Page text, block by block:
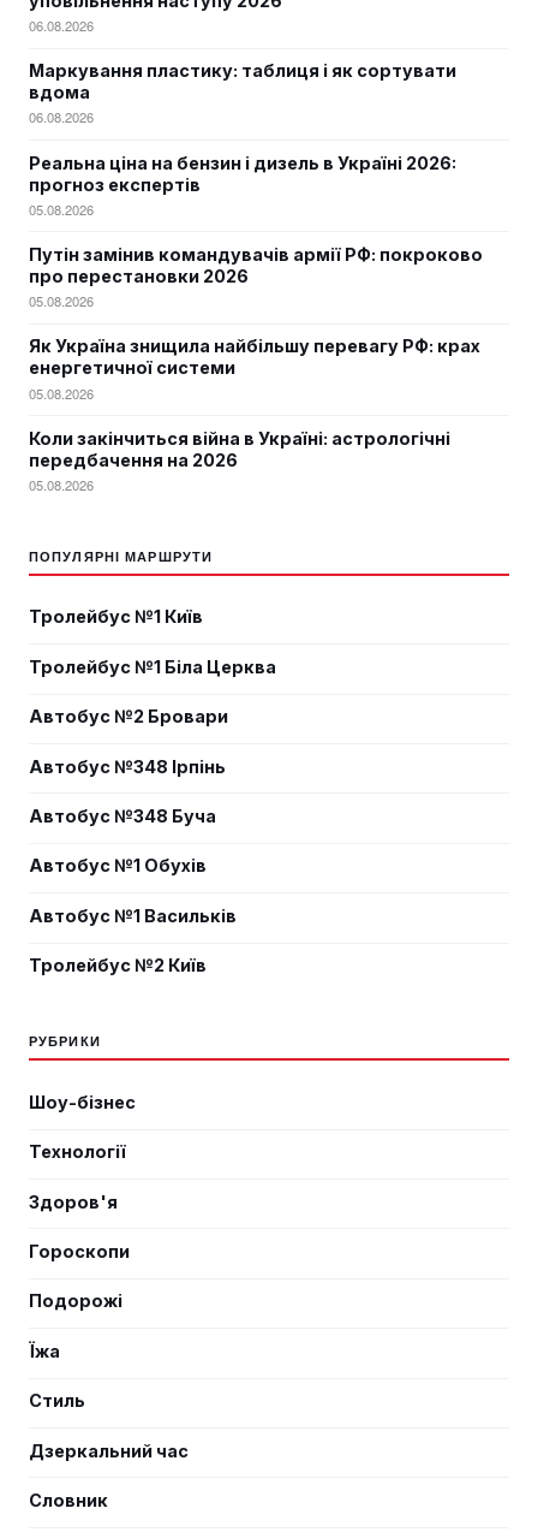
06.08.2026
Маркування пластику: таблиця і як сортувати
вдома
06.08.2026
Реальна ціна на бензин і дизель в Україні 2026:
прогноз експертів
05.08.2026
Путін замінив командувачів армії РФ: покроково
про перестановки 2026
05.08.2026
Як Україна знищила найбільшу перевагу РФ: крах
енергетичної системи
05.08.2026
Коли закінчиться війна в Україні: астрологічні
передбачення на 2026
05.08.2026
ПОПУЛЯРНІ МАРШРУТИ
Тролейбус №1 Київ
Тролейбус №1 Біла Церква
Автобус №2 Бровари
Автобус №348 Ірпінь
Автобус №348 Буча
Автобус №1 Обухів
Автобус №1 Васильків
Тролейбус №2 Київ
РУБРИКИ
Шоу-бізнес
Технології
Здоров'я
Гороскопи
Подорожі
Їжа
Стиль
Дзеркальний час
Словник